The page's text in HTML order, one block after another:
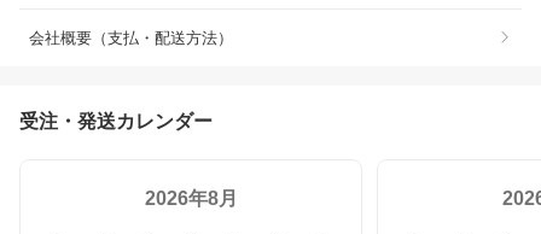
会社概要（支払・配送方法）
受注・発送カレンダー
2026年8月